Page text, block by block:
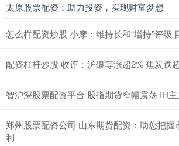
太原股票配资：助力投资，实现财富梦想
怎么样配资炒股 小摩：维持长和“增持”评级
配资杠杆炒股 收评：沪银等涨超2% 焦炭跌
智沪深股票配资平台 股指期货窄幅震荡 IH
郑州股票配资公司 山东期货配资：助您把握
利